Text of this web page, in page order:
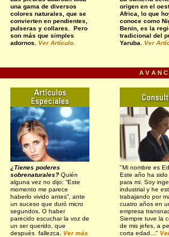
una gama de diversos
colores naturales, que se
convierten en pendientes,
pulseras y collares. Pero
son más que simples
adornos. Ver Artículo
origen en el
Africa, lo que
conoce como
Benin, es la
tradicional del
Yaruba. Ver
A V A N C
¿Tienes poderes
sobrenaturales? Quién
alguna vez no dijo: “Este
momento me parece
haberlo vivido antes”, ante
un suceso que duró micro
segundos. O haber
parecido escuchar la voz de
un ser querido, que
después fallezca. Ver más
"Mi nombre es
Este año ha sido
para mi. Soy
industrial y he
trabajando por
cuatro años en
empresa
Siempre tuve la
de mis jefes, a
corta edad..."